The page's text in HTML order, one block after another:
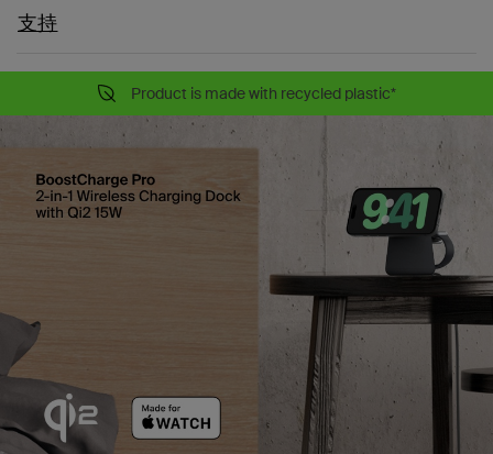
支持
Product is made with recycled plastic*